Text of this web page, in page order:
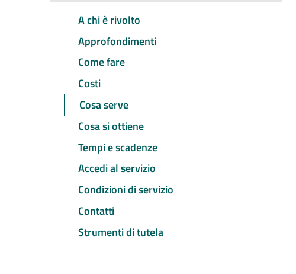
A chi è rivolto
Approfondimenti
Come fare
Costi
Cosa serve
Cosa si ottiene
Tempi e scadenze
Accedi al servizio
Condizioni di servizio
Contatti
Strumenti di tutela